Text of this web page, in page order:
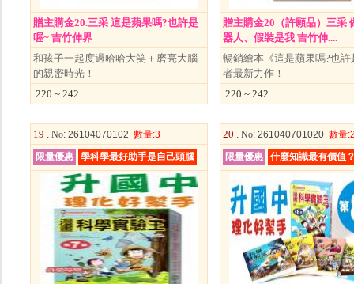
贈主購金20.三采 這是蘋果嗎?也許是
喔~ 吉竹伸界
和孩子一起度過哈哈大笑＋磨亮大腦
的親密時光！
220 ~ 242
贈主購金20（許願品）三采
器人、假裝是我 吉竹伸....
暢銷繪本《這是蘋果嗎?也許
者最新力作！
220 ~ 242
19 . No: 26104070102 數量:3
限量優惠
學科學最好助手是自己頭腦
20 . No: 261040701020 數量
限量優惠
什麼知識最有價值